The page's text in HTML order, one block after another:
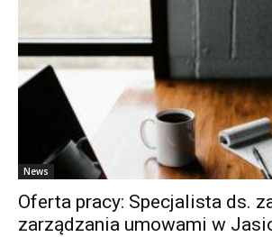
News
Oferta pracy: Specjalista ds.
zarządzania umowami w